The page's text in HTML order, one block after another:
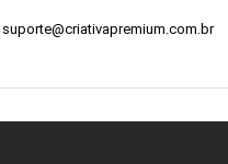
suporte@criativapremium.com.br